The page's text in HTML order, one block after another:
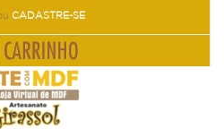
CADASTRE-SE